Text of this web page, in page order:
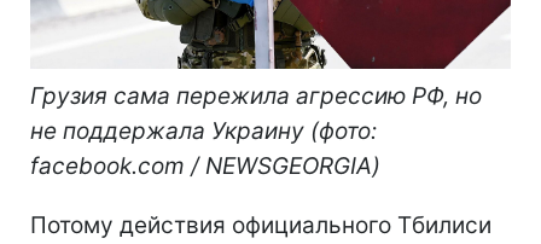
Грузия сама пережила агрессию РФ, но
не поддержала Украину (фото:
facebook.com / NEWSGEORGIA)
Потому действия официального Тбилиси